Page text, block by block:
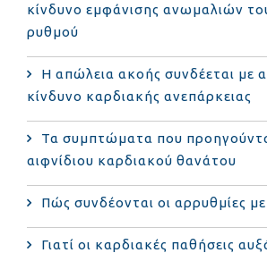
κίνδυνο εμφάνισης ανωμαλιών
ρυθμού
Η απώλεια ακοής συνδέεται με
κίνδυνο καρδιακής ανεπάρκειας
Τα συμπτώματα που
αιφνίδιου καρδιακού θανάτου
Πώς συνδέονται οι αρρυθμίες
Γιατί οι καρδιακές παθήσεις